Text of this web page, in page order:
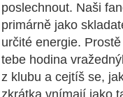
poslechnout. Naši
primárně jako
určité energie.
tebe hodina
z klubu a cejtíš se,